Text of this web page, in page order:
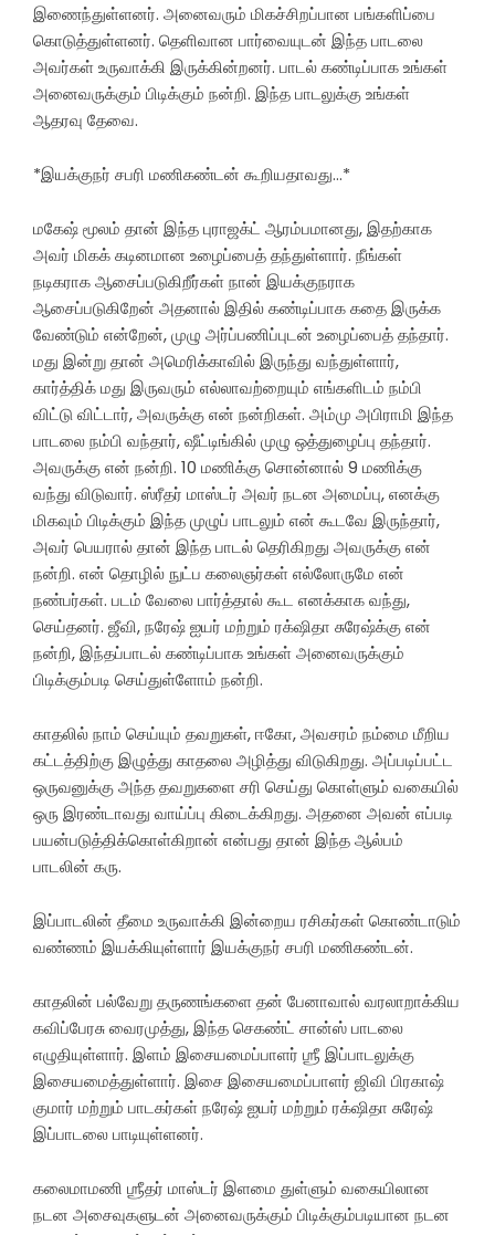
இணைந்துள்ளனர். அனைவரும் மிகச்சிறப்பான பங்களிப்பை
கொடுத்துள்ளனர். தெளிவான பார்வையுடன் இந்த பாடலை
அவர்கள் உருவாக்கி இருக்கின்றனர். பாடல் கண்டிப்பாக உங்கள்
அனைவருக்கும் பிடிக்கும் நன்றி. இந்த பாடலுக்கு உங்கள்
ஆதரவு தேவை.
*இயக்குநர் சபரி மணிகண்டன் கூறியதாவது…*
மகேஷ் மூலம் தான் இந்த புராஜக்ட் ஆரம்பமானது, இதற்காக
அவர் மிகக் கடினமான உழைப்பைத் தந்துள்ளார். நீங்கள்
நடிகராக ஆசைப்படுகிறீர்கள் நான் இயக்குநராக
ஆசைப்படுகிறேன் அதனால் இதில் கண்டிப்பாக கதை இருக்க
வேண்டும் என்றேன், முழு அர்ப்பணிப்புடன் உழைப்பைத் தந்தார்.
மது இன்று தான் அமெரிக்காவில் இருந்து வந்துள்ளார்,
கார்த்திக் மது இருவரும் எல்லாவற்றையும் எங்களிடம் நம்பி
விட்டு விட்டார், அவருக்கு என் நன்றிகள். அம்மு அபிராமி இந்த
பாடலை நம்பி வந்தார், ஷீட்டிங்கில் முழு ஒத்துழைப்பு தந்தார்.
அவருக்கு என் நன்றி. 10 மணிக்கு சொன்னால் 9 மணிக்கு
வந்து விடுவார். ஸ்ரீதர் மாஸ்டர் அவர் நடன அமைப்பு, எனக்கு
மிகவும் பிடிக்கும் இந்த முழுப் பாடலும் என் கூடவே இருந்தார்,
அவர் பெயரால் தான் இந்த பாடல் தெரிகிறது அவருக்கு என்
நன்றி. என் தொழில் நுட்ப கலைஞர்கள் எல்லோருமே என்
நண்பர்கள். படம் வேலை பார்த்தால் கூட எனக்காக வந்து,
செய்தனர். ஜீவி, நரேஷ் ஐயர் மற்றும் ரக்‌ஷிதா சுரேஷ்க்கு என்
நன்றி, இந்தப்பாடல் கண்டிப்பாக உங்கள் அனைவருக்கும்
பிடிக்கும்படி செய்துள்ளோம் நன்றி.
காதலில் நாம் செய்யும் தவறுகள், ஈகோ, அவசரம் நம்மை மீறிய
கட்டத்திற்கு இழுத்து காதலை அழித்து விடுகிறது. அப்படிப்பட்ட
ஒருவனுக்கு அந்த தவறுகளை சரி செய்து கொள்ளும் வகையில்
ஒரு இரண்டாவது வாய்ப்பு கிடைக்கிறது. அதனை அவன் எப்படி
பயன்படுத்திக்கொள்கிறான் என்பது தான் இந்த ஆல்பம்
பாடலின் கரு.
இப்பாடலின் தீமை உருவாக்கி இன்றைய ரசிகர்கள் கொண்டாடும்
வண்ணம் இயக்கியுள்ளார் இயக்குநர் சபரி மணிகண்டன்.
காதலின் பல்வேறு தருணங்களை தன் பேனாவால் வரலாறாக்கிய
கவிப்பேரசு வைரமுத்து, இந்த செகண்ட் சான்ஸ் பாடலை
எழுதியுள்ளார். இளம் இசையமைப்பாளர் ஶ்ரீ இப்பாடலுக்கு
இசையமைத்துள்ளார். இசை இசையமைப்பாளர் ஜிவி பிரகாஷ்
குமார் மற்றும் பாடகர்கள் நரேஷ் ஐயர் மற்றும் ரக்‌ஷிதா சுரேஷ்
இப்பாடலை பாடியுள்ளனர்.
கலைமாமணி ஶ்ரீதர் மாஸ்டர் இளமை துள்ளும் வகையிலான
நடன அசைவுகளுடன் அனைவருக்கும் பிடிக்கும்படியான நடன